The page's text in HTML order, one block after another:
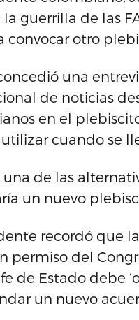
la guerrilla de las
convocar otro
una
de noticias
en el
cuando se
una de las
un nuevo
recordó que
permiso del
de Estado debe
un nuevo